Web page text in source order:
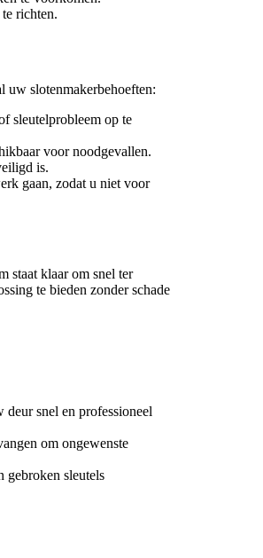
richten.
uw slotenmakerbehoeften:
sleutelprobleem op te
voor noodgevallen.
is.
gaan, zodat u niet voor
staat klaar om snel ter
te bieden zonder schade
snel en professioneel
om ongewenste
gebroken sleutels